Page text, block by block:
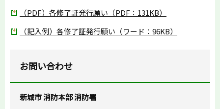
（PDF）各修了証発行願い（PDF：131KB）
（記入例）各修了証発行願い（ワード：96KB）
お問い合わせ
新城市 消防本部 消防署